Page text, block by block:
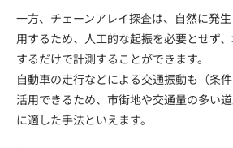
一方、チェーンアレイ探査は、自然に発
用するため、人工的な起振を必要とせず
するだけで計測することができます。
自動車の走行などによる交通振動も（条
活用できるため、市街地や交通量の多い
に適した手法といえます。